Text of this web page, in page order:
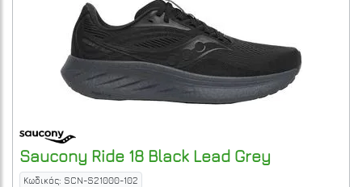
Saucony Ride 18 Black Lead Grey
Κωδικός: SCN-S21000-102